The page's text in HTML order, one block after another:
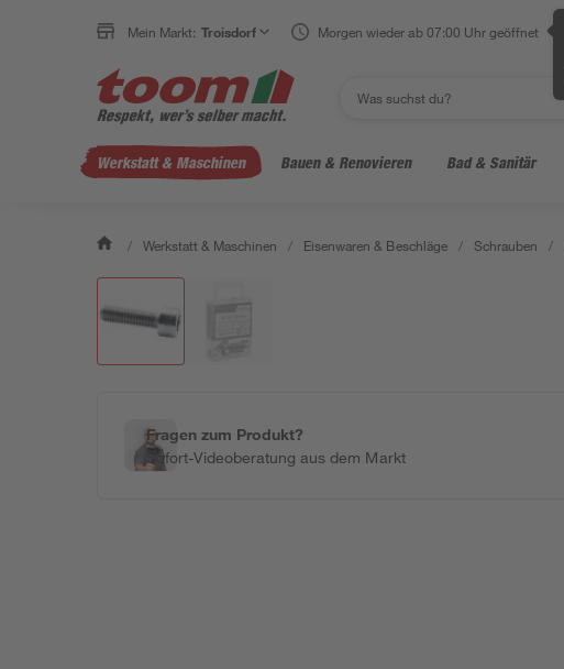
Mein Markt: Troisdorf Morgen wieder ab 07:00 Uhr geöffnet
Werkstatt & Maschinen Bauen & Renovieren Bad & Sanitär
/ Werkstatt & Maschinen / Eisenwaren & Beschläge / Schrauben /
Fragen zum Produkt?
Sofort-Videoberatung aus dem Markt